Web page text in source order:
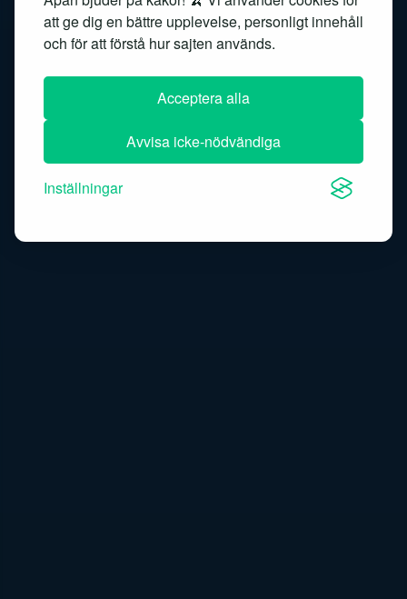
att ge dig en bättre upplevelse, personligt innehåll
och för att förstå hur sajten används.
Acceptera alla
Avvisa icke-nödvändiga
Inställningar
Semantic search Sentimentanalys
Speech-to-text